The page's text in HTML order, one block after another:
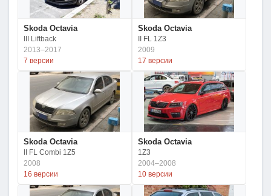
Skoda Octavia
III Liftback
2013–2017
7 версии
Skoda Octavia
II FL 1Z3
2009
17 версии
Skoda Octavia
II FL Combi 1Z5
2008
16 версии
Skoda Octavia
1Z3
2004–2008
10 версии